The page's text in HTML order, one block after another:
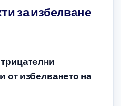
за избелване
от избелването на